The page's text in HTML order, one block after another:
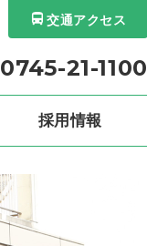
交通アクセス
0745-21-1100
採用情報